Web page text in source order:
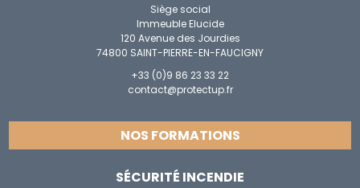
Siège social
Immeuble Elucide
120 Avenue des Jourdies
74800 SAINT-PIERRE-EN-FAUCIGNY
+33 (0)9 86 23 33 22
contact@protectup.fr
NOS FORMATIONS
SÉCURITÉ INCENDIE